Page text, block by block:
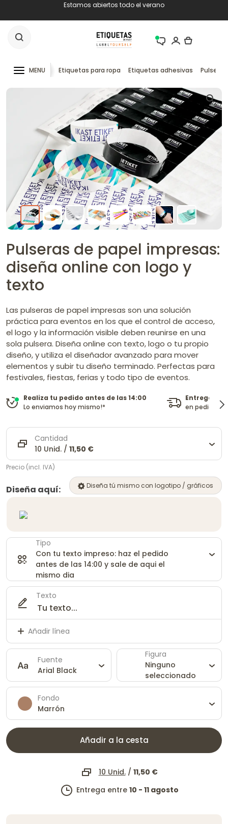
Estamos abiertos todo el verano
MENU Etiquetas para ropa Etiquetas adhesivas
Pulseras de papel impresas:
diseña online con logo y
texto
Las pulseras de papel impresas son una solución
práctica para eventos en los que el control de acceso,
el logo y la información visible deben reunirse en una
sola pulsera. Diseña online con texto, logo o tu propio
diseño, y utiliza el diseñador avanzado para mover
elementos y subir tu diseño terminado. Perfectas para
festivales, fiestas, ferias y todo tipo de eventos.
Realiza tu pedido antes de las 14:00
Lo enviamos hoy mismo!*
Entrega
en pedidos
Cantidad
10 Unid. / 11,50 €
Precio (incl. IVA)
Diseña aquí: Diseña tú mismo con logotipo / gráficos
Tipo
Con tu texto impreso: haz el pedido
antes de las 14:00 y sale de aqui el
mismo dia
Texto
Añadir línea
Fuente
Arial Black
Figura
Ninguno
seleccionado
Fondo
Marrón
Añadir a la cesta
10 Unid./ 11,50 €
Entrega entre 10 - 11 agosto